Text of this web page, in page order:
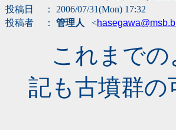
投稿日
： 2006/07/31(Mon) 17:32
投稿者
： 管理人 <
これまでの
記も古墳群